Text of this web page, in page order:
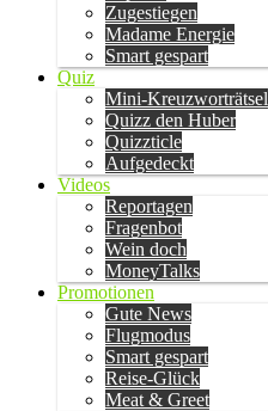
Zugestiegen
Madame Energie
Smart gespart
Quiz
Mini-Kreuzworträtsel
Quizz den Huber
Quizzticle
Aufgedeckt
Videos
Reportagen
Fragenbot
Wein doch
MoneyTalks
Promotionen
Gute News
Flugmodus
Smart gespart
Reise-Glück
Meat & Greet